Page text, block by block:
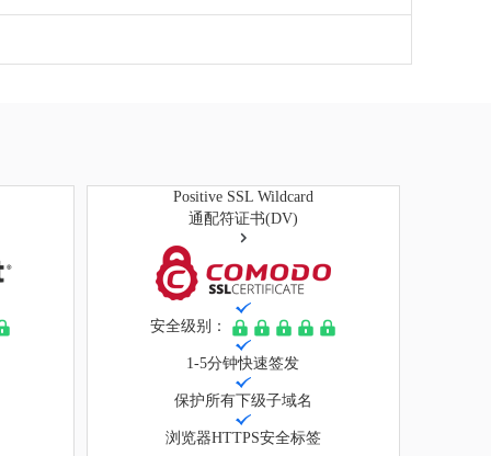
Positive SSL Wildcard
通配符证书(DV)
安全级别：
1-5分钟快速签发
保护所有下级子域名
浏览器HTTPS安全标签